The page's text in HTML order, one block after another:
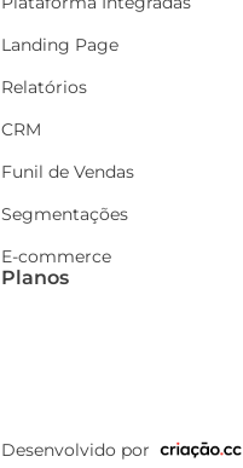
Landing Page
Relatórios
CRM
Funil de Vendas
Segmentações
E-commerce
Planos
Desenvolvido por